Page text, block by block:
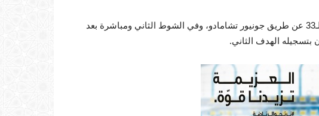
افتتح المنتخب الكاميروني التسجيل في الدقيقة الـ33 عن طريق جونيور تشامادو، وفي الشوط الثاني ومباشرة بعد
بتسجيله الهدف الثاني.